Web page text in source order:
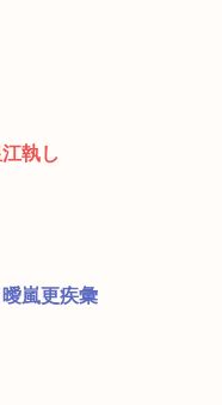
執し
嵐更疾彙